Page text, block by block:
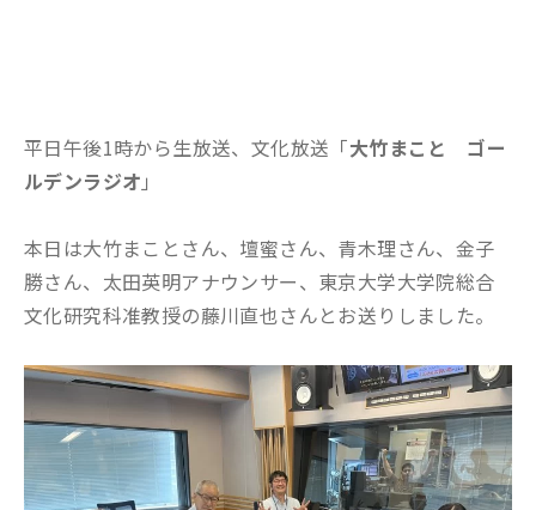
平日午後1時から生放送、文化放送「大竹まこと ゴー
ルデンラジオ 」
本日は大竹まことさん、壇蜜さん、青木理さん、金子
勝さん、太田英明アナウンサー、東京大学大学院総合
文化研究科准教授の藤川直也さんとお送りしました。